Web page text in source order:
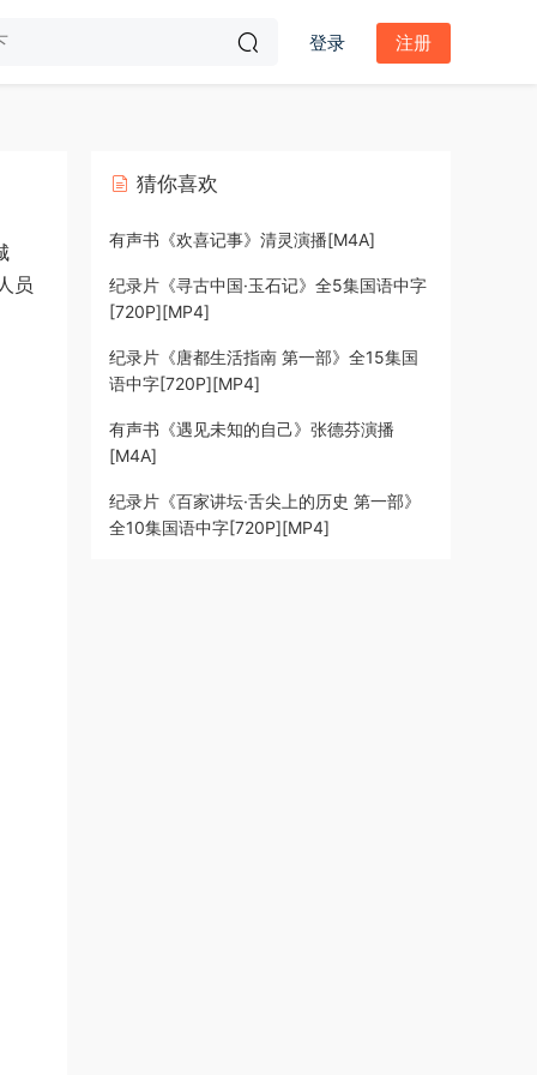
登录 注册
员
猜你喜欢
有声书《欢喜记事》清灵演播[M4A]
纪录片《寻古中国·玉石记》全5集国语中字
[720P][MP4]
纪录片《唐都生活指南 第一部》全15集国
语中字[720P][MP4]
有声书《遇见未知的自己》张德芬演播
[M4A]
纪录片《百家讲坛·舌尖上的历史 第一部》
全10集国语中字[720P][MP4]